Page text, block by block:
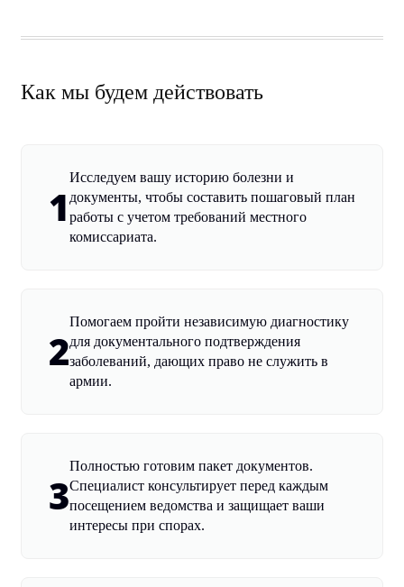
Как мы будем действовать
1
Исследуем вашу историю болезни и
документы, чтобы составить пошаговый план
работы с учетом требований местного
комиссариата.
2
Помогаем пройти независимую диагностику
для документального подтверждения
заболеваний, дающих право не служить в
армии.
3
Полностью готовим пакет документов.
Специалист консультирует перед каждым
посещением ведомства и защищает ваши
интересы при спорах.